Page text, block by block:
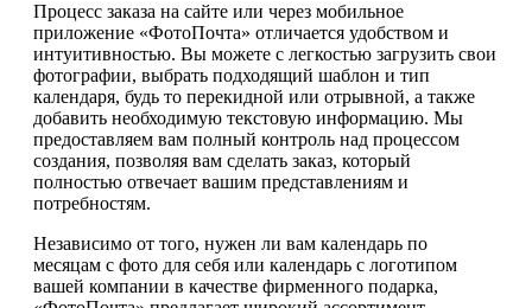
Процесс заказа на сайте или через мобильное
приложение «ФотоПочта» отличается удобством и
интуитивностью. Вы можете с легкостью загрузить свои
фотографии, выбрать подходящий шаблон и тип
календаря, будь то перекидной или отрывной, а также
добавить необходимую текстовую информацию. Мы
предоставляем вам полный контроль над процессом
создания, позволяя вам сделать заказ, который
полностью отвечает вашим представлениям и
потребностям.
Независимо от того, нужен ли вам календарь по
месяцам с фото для себя или календарь с логотипом
вашей компании в качестве фирменного подарка,